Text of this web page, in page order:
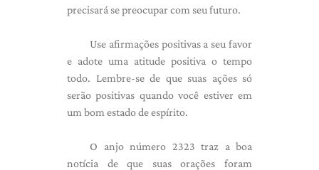
precisará se preocupar com seu futuro.
Use afirmações positivas a seu favor
e adote uma atitude positiva o tempo
todo. Lembre-se de que suas ações só
serão positivas quando você estiver em
um bom estado de espírito.
O anjo número 2323 traz a boa
notícia de que suas orações foram